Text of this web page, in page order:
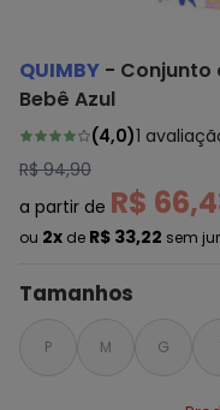
QUIMBY - Conjunto
Bebê Azul
(4,0)1
R$ 94,90
a partir de R$
ou 2x de R$ 33,22 sem
Tamanhos
P M G